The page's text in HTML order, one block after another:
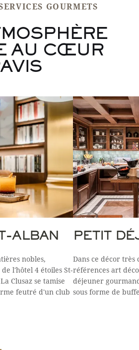
GOURMETS
AU CŒUR
ALBAN
nobles,
l'hôtel 4 étoiles St-
Clusaz se tamise
feutré d'un club
PETIT
Dans ce décor très
références art
déjeuner
sous forme de